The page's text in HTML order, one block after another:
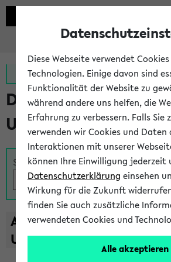
Zur MeineUni App
Das Lehrangebot der
Universität Bielefeld
Suche
A B C D E F G H I J K L M
U
V W X
Diese Webseite verwendet
Technologien. Einige davon sind
Funktionalität der Website zu
während andere uns helfen, die
Erfahrung zu verbessern. Falls Sie
verwenden wir Cookies und Daten
Interaktionen mit unserer
können Ihre Einwilligung jederzeit
Datenschutzerklärung einsehen
Wirkung für die Zukunft
finden Sie auch zusätzliche
verwendeten Cookies und
Alle akzeptieren